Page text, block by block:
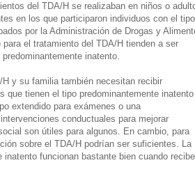
del TDA/H se realizaban en niños o
en los que participaron individuos con el tipo
por la Administración de Drogas y
el tratamiento del TDA/H tienden a ser
inatento.
y su familia también necesitan recibir
tienen el tipo predominantemente inatento
extendido para exámenes o una
conductuales para mejorar
son útiles para algunos. En cambio, para
sobre el TDA/H podrían ser suficientes. La
funcionan bastante bien cuando